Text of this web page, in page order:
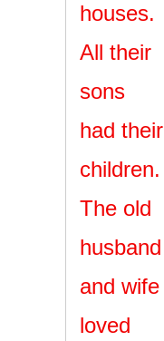
houses.
All their
sons
had their
children.
The old
husband
and wife
loved